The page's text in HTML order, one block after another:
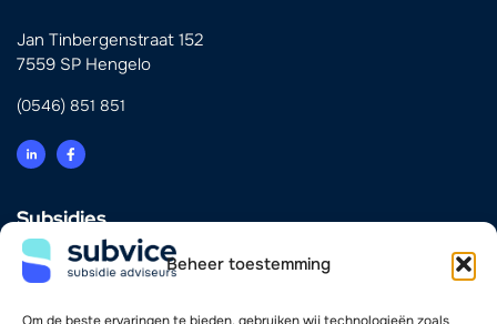
Beheer toestemming
Jan Tinbergenstraat 152
7559 SP Hengelo
(0546) 851 851
Subsidies
Innovatie
Energie & Verduurzaming
Investering & Financiering